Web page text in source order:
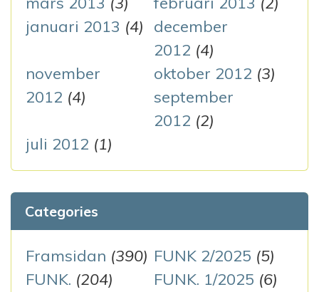
januari 2013 (4)
december
2012 (4)
november
2012 (4)
oktober 2012 (3)
september
2012 (2)
juli 2012 (1)
Categories
Framsidan (390) FUNK 2/2025 (5)
FUNK. (204)
FUNK. 1/2025 (6)